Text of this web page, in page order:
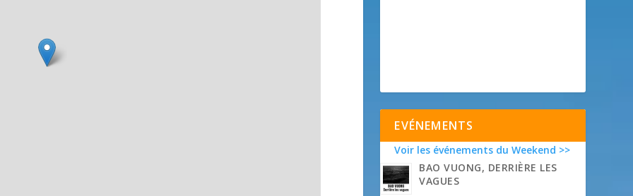
EVÉNEMENTS
Voir les événements du Weekend >>
BAO VUONG, DERRIÈRE LES
VAGUES